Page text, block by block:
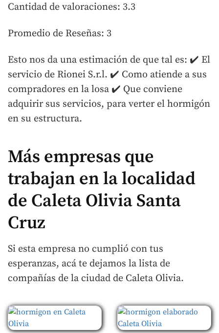
Cantidad de valoraciones: 3.3
Promedio de Reseñas: 3
Esto nos da una estimación de que tal es: ✔️ El
servicio de Rionei S.r.l. ✔️ Como atiende a sus
compradores en la losa ✔️ Que conviene
adquirir sus servicios, para verter el hormigón
en su estructura.
Más empresas que
trabajan en la localidad
de Caleta Olivia Santa
Cruz
Si esta empresa no cumplió con tus
esperanzas, acá te dejamos la lista de
compañías de la ciudad de Caleta Olivia.